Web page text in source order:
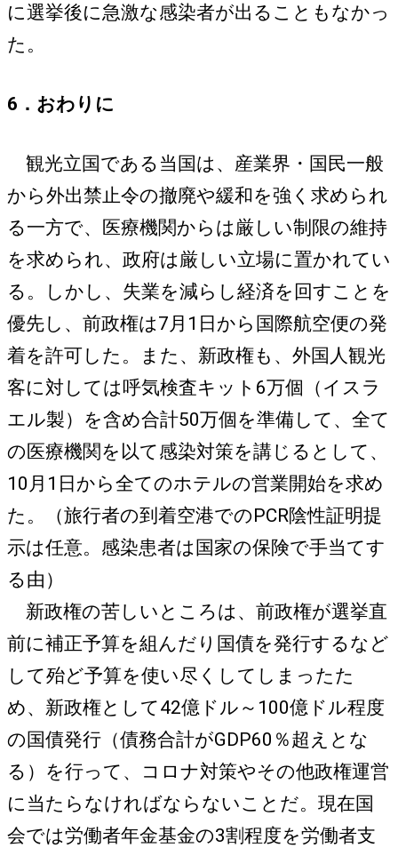
に選挙後に急激な感染者が出ることもなかっ
た。
6．おわりに
観光立国である当国は、産業界・国民一般
から外出禁止令の撤廃や緩和を強く求められ
る一方で、医療機関からは厳しい制限の維持
を求められ、政府は厳しい立場に置かれてい
る。しかし、失業を減らし経済を回すことを
優先し、前政権は7月1日から国際航空便の発
着を許可した。また、新政権も、外国人観光
客に対しては呼気検査キット6万個（イスラ
エル製）を含め合計50万個を準備して、全て
の医療機関を以て感染対策を講じるとして、
10月1日から全てのホテルの営業開始を求め
た。（旅行者の到着空港でのPCR陰性証明提
示は任意。感染患者は国家の保険で手当てす
る由）
新政権の苦しいところは、前政権が選挙直
前に補正予算を組んだり国債を発行するなど
して殆ど予算を使い尽くしてしまったた
め、新政権として42億ドル～100億ドル程度
の国債発行（債務合計がGDP60％超えとな
る）を行って、コロナ対策やその他政権運営
に当たらなければならないことだ。現在国
会では労働者年金基金の3割程度を労働者支